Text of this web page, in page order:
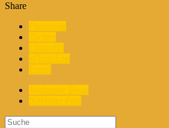
Share